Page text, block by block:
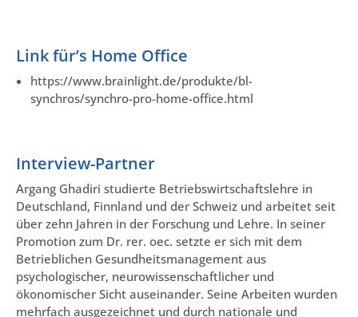
Link für’s Home Office
https://www.brainlight.de/produkte/bl-
synchros/synchro-pro-home-office.html
Interview-Partner
Argang Ghadiri studierte Betriebswirtschaftslehre in
Deutschland, Finnland und der Schweiz und arbeitet seit
über zehn Jahren in der Forschung und Lehre. In seiner
Promotion zum Dr. rer. oec. setzte er sich mit dem
Betrieblichen Gesundheitsmanagement aus
psychologischer, neurowissenschaftlicher und
ökonomischer Sicht auseinander. Seine Arbeiten wurden
mehrfach ausgezeichnet und durch nationale und